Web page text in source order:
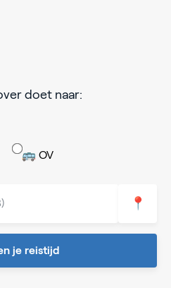
doet naar:
🚌 OV
📍
je reistijd